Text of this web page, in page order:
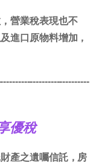
營業稅表現也不
進口原物料增加，
優稅
產之遺囑信託，房